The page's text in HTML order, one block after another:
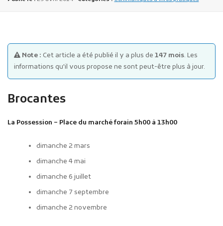
Marchés publics
Plans d'accès
Note : Cet article a été publié il y a plus de 147 mois. Les
informations qu'il vous propose ne sont peut-être plus à jour.
Brocantes
La Possession – Place du marché forain 5h00 à 13h00
dimanche 2 mars
dimanche 4 mai
dimanche 6 juillet
dimanche 7 septembre
dimanche 2 novembre